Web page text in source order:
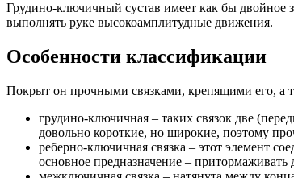
Грудино-ключичный сустав имеет как бы двойное
выполнять руке высокоамплитудные движения.
Особенности классификации
Покрыт он прочными связками, крепящими его, а
грудино-ключичная – таких связок две
довольно короткие, но широкие, поэтому
реберно-ключичная связка – этот элемент
основное предназначение –